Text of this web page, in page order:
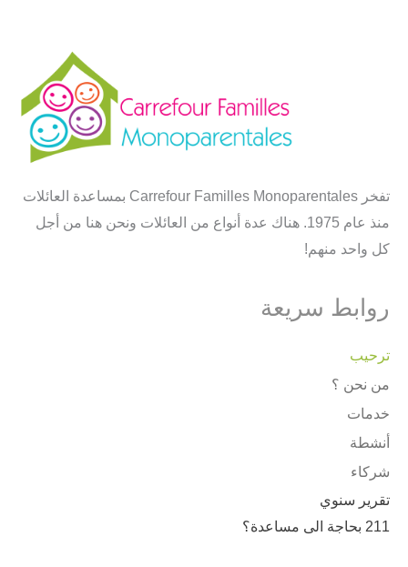
تفخر Carrefour Familles Monoparentales بمساعدة العائلات
منذ عام 1975. هناك عدة أنواع من العائلات ونحن هنا من أجل
كل واحد منهم!
روابط سريعة
ترحيب
من نحن ؟
خدمات
أنشطة
شركاء
تقرير سنوي
211 بحاجة الى مساعدة؟